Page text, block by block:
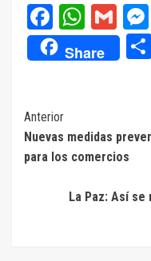
Share
Navegación
de
entradas
Anterior
Nuevas medidas
para los comercios
La Paz: Así